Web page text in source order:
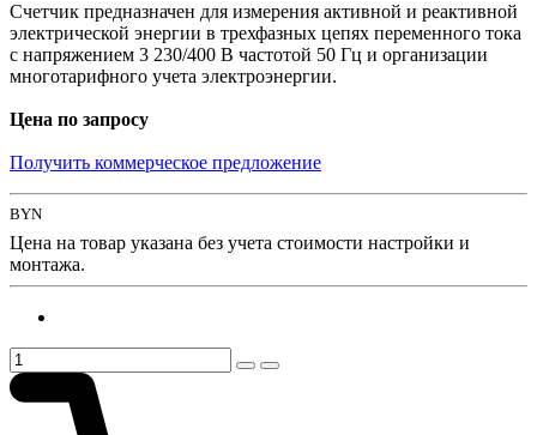
Счетчик предназначен для измерения активной и реактивной
электрической энергии в трехфазных цепях переменного тока
с напряжением 3 230/400 В частотой 50 Гц и организации
многотарифного учета электроэнергии.
Цена по запросу
Получить коммерческое предложение
BYN
Цена на товар указана без учета стоимости настройки и
монтажа.